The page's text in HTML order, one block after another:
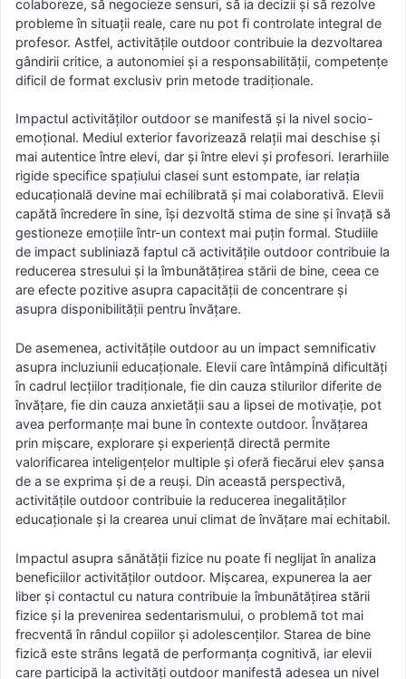
colaboreze, să negocieze sensuri, să ia decizii și să rezolve
probleme în situații reale, care nu pot fi controlate integral de
profesor. Astfel, activitățile outdoor contribuie la dezvoltarea
gândirii critice, a autonomiei și a responsabilității, competențe
dificil de format exclusiv prin metode tradiționale.
Impactul activităților outdoor se manifestă și la nivel socio-
emoțional. Mediul exterior favorizează relații mai deschise și
mai autentice între elevi, dar și între elevi și profesori. Ierarhiile
rigide specifice spațiului clasei sunt estompate, iar relația
educațională devine mai echilibrată și mai colaborativă. Elevii
capătă încredere în sine, își dezvoltă stima de sine și învață să
gestioneze emoțiile într-un context mai puțin formal. Studiile
de impact subliniază faptul că activitățile outdoor contribuie la
reducerea stresului și la îmbunătățirea stării de bine, ceea ce
are efecte pozitive asupra capacității de concentrare și
asupra disponibilității pentru învățare.
De asemenea, activitățile outdoor au un impact semnificativ
asupra incluziunii educaționale. Elevii care întâmpină dificultăți
în cadrul lecțiilor tradiționale, fie din cauza stilurilor diferite de
învățare, fie din cauza anxietății sau a lipsei de motivație, pot
avea performanțe mai bune în contexte outdoor. Învățarea
prin mișcare, explorare și experiență directă permite
valorificarea inteligențelor multiple și oferă fiecărui elev șansa
de a se exprima și de a reuși. Din această perspectivă,
activitățile outdoor contribuie la reducerea inegalităților
educaționale și la crearea unui climat de învățare mai echitabil.
Impactul asupra sănătății fizice nu poate fi neglijat în analiza
beneficiilor activităților outdoor. Mișcarea, expunerea la aer
liber și contactul cu natura contribuie la îmbunătățirea stării
fizice și la prevenirea sedentarismului, o problemă tot mai
frecventă în rândul copiilor și adolescenților. Starea de bine
fizică este strâns legată de performanța cognitivă, iar elevii
care participă la activități outdoor manifestă adesea un nivel